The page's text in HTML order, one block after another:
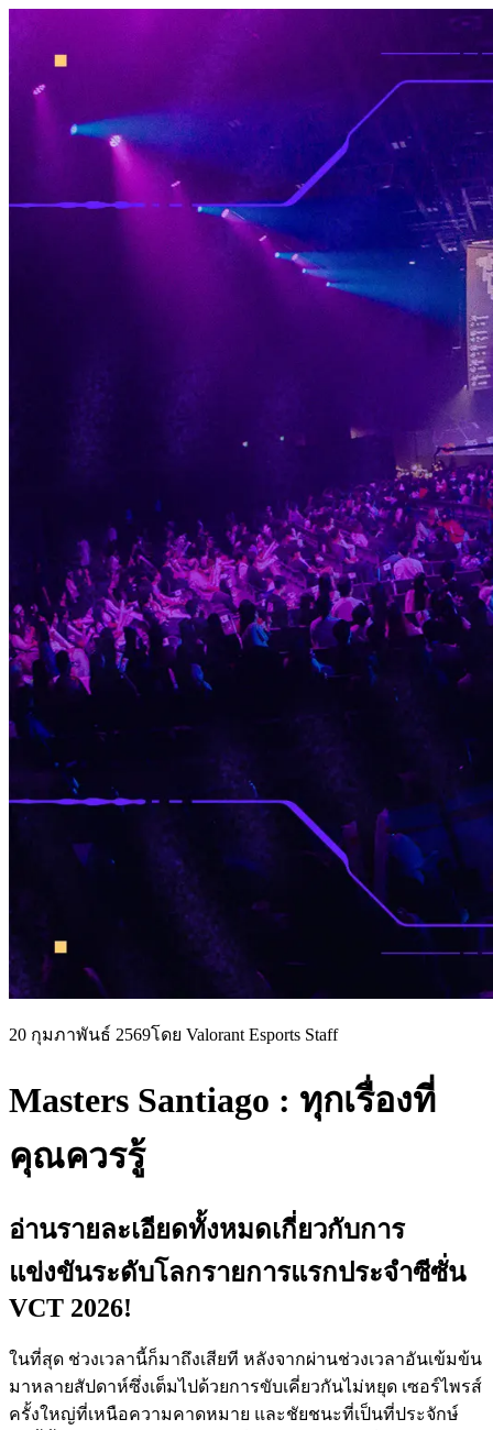
20 กุมภาพันธ์ 2569โดย Valorant Esports Staff
Masters Santiago : ทุกเรื่องที่
คุณควรรู้
อ่านรายละเอียดทั้งหมดเกี่ยวกับการ
แข่งขันระดับโลกรายการแรกประจำซีซั่น
VCT 2026!
ในที่สุด ช่วงเวลานี้ก็มาถึงเสียที หลังจากผ่านช่วงเวลาอันเข้มข้น
มาหลายสัปดาห์ซึ่งเต็มไปด้วยการขับเคี่ยวกันไม่หยุด เซอร์ไพรส์
ครั้งใหญ่ที่เหนือความคาดหมาย และชัยชนะที่เป็นที่ประจักษ์